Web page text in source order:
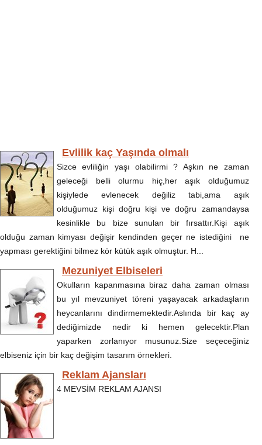
Evlilik kaç Yaşında olmalı
Sizce evliliğin yaşı olabilirmi ? Aşkın ne zaman
geleceği belli olurmu hiç,her aşık olduğumuz
kişiylede evlenecek değiliz tabi,ama aşık
olduğumuz kişi doğru kişi ve doğru zamandaysa
kesinlikle bu bize sunulan bir fırsattır.Kişi aşık
olduğu zaman kimyası değişir kendinden geçer ne istediğini ne
yapması gerektiğini bilmez kör kütük aşık olmuştur. H...
Mezuniyet Elbiseleri
Okulların kapanmasına biraz daha zaman olması
bu yıl mevzuniyet töreni yaşayacak arkadaşların
heycanlarını dindirmemektedir.Aslında bir kaç ay
dediğimizde nedir ki hemen gelecektir.Plan
yaparken zorlanıyor musunuz.Size seçeceğiniz
elbiseniz için bir kaç değişim tasarım örnekleri.
Reklam Ajansları
4 MEVSİM REKLAM AJANSI